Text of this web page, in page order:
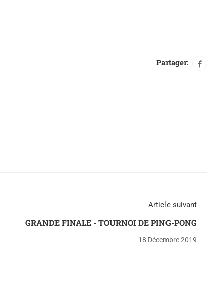
Partager:
Article suivant
GRANDE FINALE - TOURNOI DE PING-PONG
18 Décembre 2019